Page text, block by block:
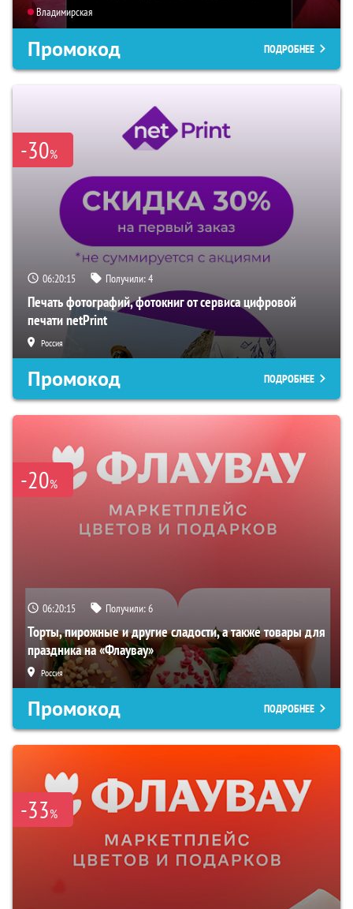
Владимирская
Промокод ПОДРОБНЕЕ
-30%
06:20:14 Получили:4
Печать фотографий, фотокниг от сервиса цифровой
печати netPrint
Россия
Промокод ПОДРОБНЕЕ
-20%
06:20:14 Получили:6
Торты, пирожные и другие сладости, а также товары для
праздника на «Флаувау»
Россия
Промокод ПОДРОБНЕЕ
-33%